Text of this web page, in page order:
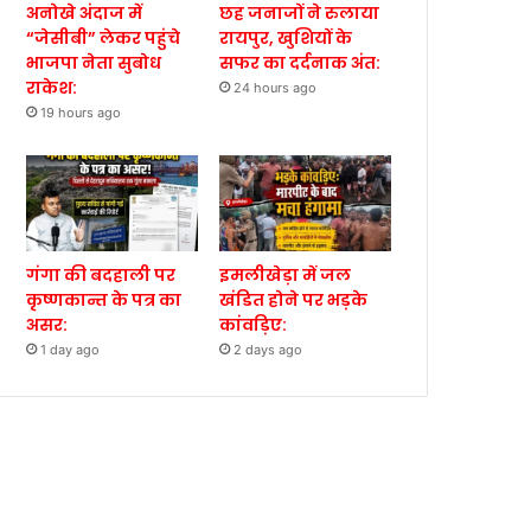
अनोखे अंदाज में
“जेसीबी” लेकर पहुंचे
भाजपा नेता सुबोध
राकेश:
19 hours ago
छह जनाजों ने रुलाया
रायपुर, खुशियों के
सफर का दर्दनाक अंत:
24 hours ago
गंगा की बदहाली पर
कृष्णकान्त के पत्र का
असर:
1 day ago
इमलीखेड़ा में जल
खंडित होने पर भड़के
कांवड़िए:
2 days ago